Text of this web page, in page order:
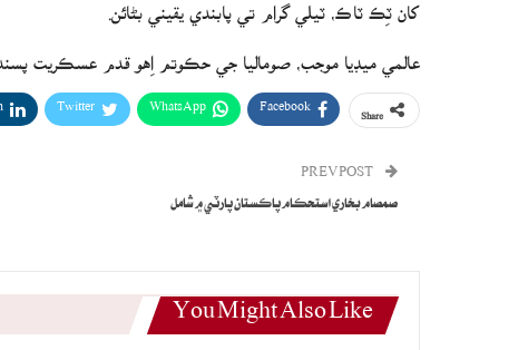
کان ٽِڪ ٽاڪ، ٽيلي گرام تي پابندي يقيني بڻائن.
عالمي ميڊيا موجب، صوماليا جي حڪوتم اِهو قدم عسڪريت
Facebook
WhatsApp
Twitter
صمصام بخاري استحڪام پاڪستان پارٽي ۾ شامل
You Might Also Like